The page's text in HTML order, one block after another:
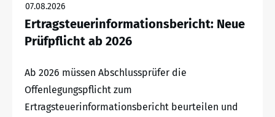
07.08.2026
Ertragsteuerinformationsbericht: Neue
Prüfpflicht ab 2026
Ab 2026 müssen Abschlussprüfer die
Offenlegungspflicht zum
Ertragsteuerinformationsbericht beurteilen und